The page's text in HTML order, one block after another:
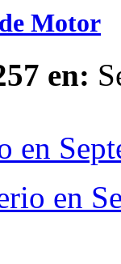
Motor
en:
en
en